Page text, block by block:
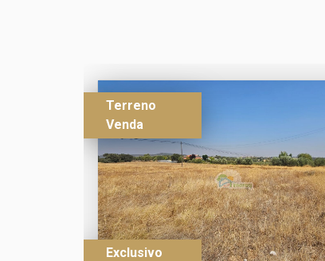
Terreno
Venda
Exclusivo